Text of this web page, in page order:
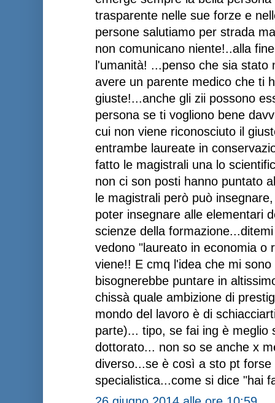
trasparente nelle sue forze e
persone salutiamo per strada
non comunicano niente!..alla
l'umanità! ...penso che sia stato
avere un parente medico che ti
giuste!...anche gli zii possono
persona se ti vogliono bene
cui non viene riconosciuto il
entrambe laureate in
fatto le magistrali una lo
non ci son posti hanno puntato
le magistrali però può
poter insegnare alle elementari
scienze della
vedono "laureato in economia o
viene!! E cmq l'idea che mi
bisognerebbe puntare in
chissà quale ambizione di
mondo del lavoro è di
parte)... tipo, se fai ing è meglio
dottorato... non so se anche x
diverso...se è così a sto pt
specialistica...come si dice "hai